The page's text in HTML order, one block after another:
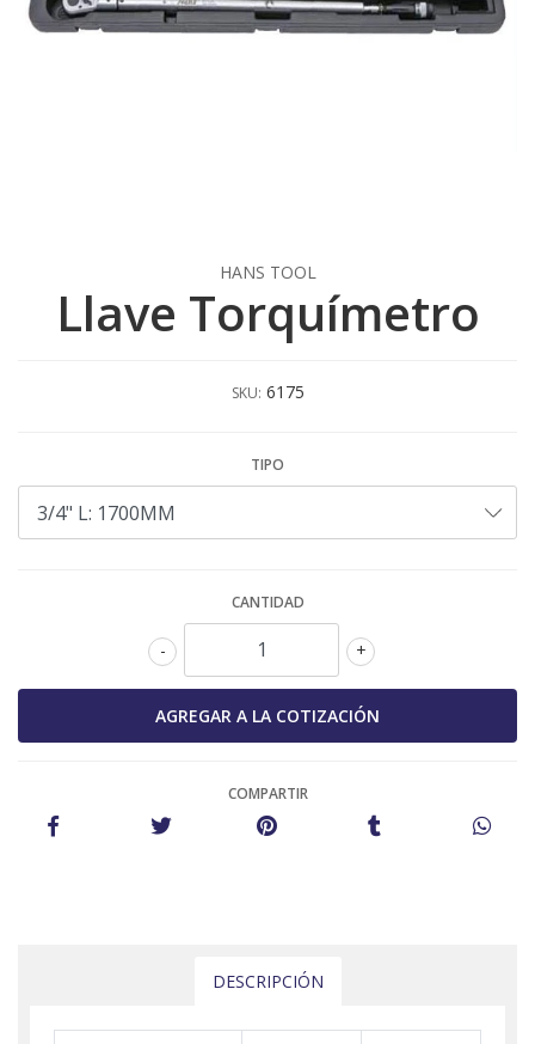
HANS TOOL
Llave Torquímetro
SKU: 6175
TIPO
CANTIDAD
+
-
COMPARTIR
DESCRIPCIÓN